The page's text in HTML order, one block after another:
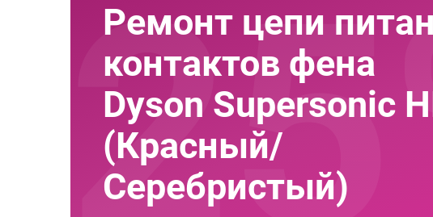
Ремонт цепи
контактов фена
Dyson Supersonic
(Красный/
Серебристый)